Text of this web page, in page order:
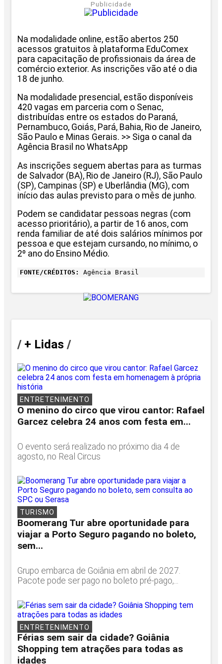
Publicidade
Na modalidade online, estão abertos 250
acessos gratuitos à plataforma EduComex
para capacitação de profissionais da área de
comércio exterior. As inscrições vão até o dia
18 de junho.
Na modalidade presencial, estão disponíveis
420 vagas em parceria com o Senac,
distribuídas entre os estados do Paraná,
Pernambuco, Goiás, Pará, Bahia, Rio de Janeiro,
São Paulo e Minas Gerais. >> Siga o canal da
Agência Brasil no WhatsApp
As inscrições seguem abertas para as turmas
de Salvador (BA), Rio de Janeiro (RJ), São Paulo
(SP), Campinas (SP) e Uberlândia (MG), com
início das aulas previsto para o mês de junho.
Podem se candidatar pessoas negras (com
acesso prioritário), a partir de 16 anos, com
renda familiar de até dois salários mínimos por
pessoa e que estejam cursando, no mínimo, o
2º ano do Ensino Médio.
FONTE/CRÉDITOS: Agência Brasil
/+ Lidas /
ENTRETENIMENTO
O menino do circo que virou cantor: Rafael
Garcez celebra 24 anos com festa em...
O evento será realizado no próximo dia 4 de
agosto, no Real Circus
TURISMO
Boomerang Tur abre oportunidade para
viajar a Porto Seguro pagando no boleto,
sem...
Grupo embarca de Goiânia em abril de 2027.
Pacote pode ser pago no boleto pré-pago,...
ENTRETENIMENTO
Férias sem sair da cidade? Goiânia
Shopping tem atrações para todas as
idades